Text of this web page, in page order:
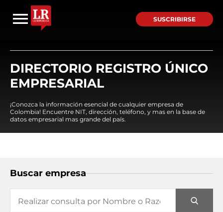
SUSCRIBIRSE
DIRECTORIO REGISTRO ÚNICO
EMPRESARIAL
¡Conozca la información esencial de cualquier empresa de
Colombia! Encuentre NIT, dirección, teléfono, y mas en la base de
datos empresarial mas grande del país.
Buscar empresa